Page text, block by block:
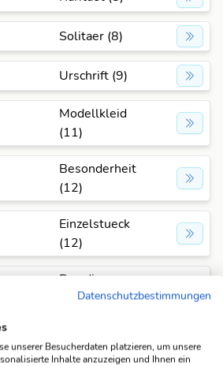
Solitaer (8)
Urschrift (9)
Modellkleid
(11)
Besonderheit
(12)
Einzelstueck
(12)
Paradiesvoge
l (13)
ar (14)
Datenschutzbestimmungen
unserer Besucherdaten platzieren, um unsere
Inhalte anzuzeigen und Ihnen ein